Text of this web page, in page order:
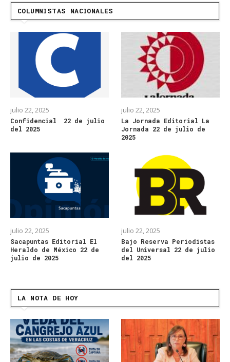
COLUMNISTAS NACIONALES
julio 22, 2025
Confidencial 22 de julio
del 2025
julio 22, 2025
La Jornada Editorial La
Jornada 22 de julio de
2025
julio 22, 2025
Sacapuntas Editorial El
Heraldo de México 22 de
julio de 2025
julio 22, 2025
Bajo Reserva Periodistas
del Universal 22 de julio
del 2025
LA NOTA DE HOY